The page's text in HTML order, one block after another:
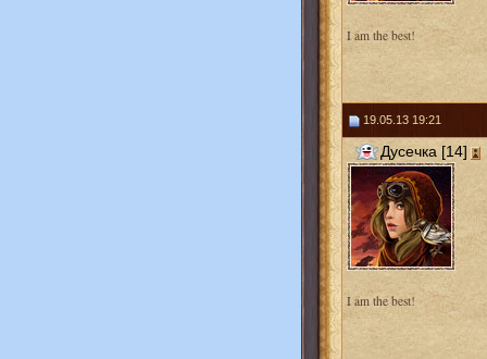
I am the best!
19.05.13 19:21
Дусечка [14]
I am the best!